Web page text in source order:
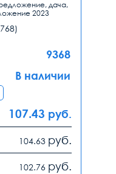
дача,
2023
9368
В наличии
107.43 руб.
104.63 руб.
102.76 руб.